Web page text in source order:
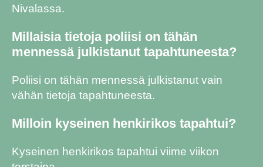
Nivalassa.
Millaisia tietoja poliisi on tähän
mennessä julkistanut tapahtuneesta?
Poliisi on tähän mennessä julkistanut vain
vähän tietoja tapahtuneesta.
Milloin kyseinen henkirikos tapahtui?
Kyseinen henkirikos tapahtui viime viikon